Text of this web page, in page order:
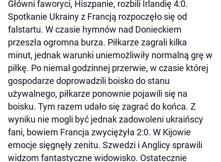
Główni faworyci, Hiszpanie, rozbili Irlandię 4:0.
Spotkanie Ukrainy z Francją rozpoczęło się od
falstartu. W czasie hymnów nad Donieckiem
przeszła ogromna burza. Piłkarze zagrali kilka
minut, jednak warunki uniemożliwiły normalną grę w
piłkę. Po niemal godzinnej przerwie, w czasie której
gospodarze doprowadzili boisko do stanu
używalnego, piłkarze ponownie pojawili się na
boisku. Tym razem udało się zagrać do końca. Z
wyniku nie mogli być jednak zadowoleni ukraińscy
fani, bowiem Francja zwyciężyła 2:0. W Kijowie
emocje sięgnęły zenitu. Szwedzi i Anglicy sprawili
widzom fantastyczne widowisko. Ostatecznie